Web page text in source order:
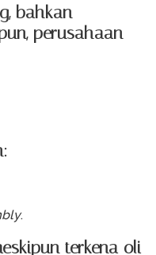
bahkan
, perusahaan
.
terkena oli